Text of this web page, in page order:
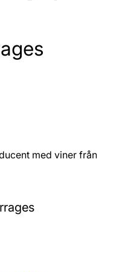
med viner från